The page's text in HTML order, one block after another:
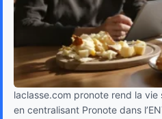
laclasse.com pronote rend la vie
en centralisant Pronote dans